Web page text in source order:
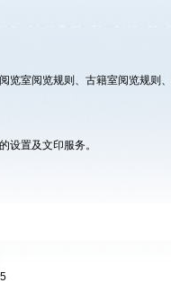
览室阅览规则、古籍室阅览规则
设置及文印服务。